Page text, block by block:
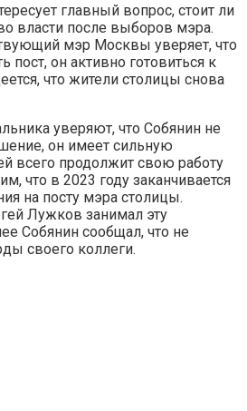
главный вопрос, стоит ли
власти после выборов мэра.
мэр Москвы уверяет, что
пост, он активно готовиться к
что жители столицы снова
уверяют, что Собянин не
он имеет сильную
всего продолжит свою работу
что в 2023 году заканчивается
на посту мэра столицы.
Лужков занимал эту
Собянин сообщал, что не
своего коллеги.